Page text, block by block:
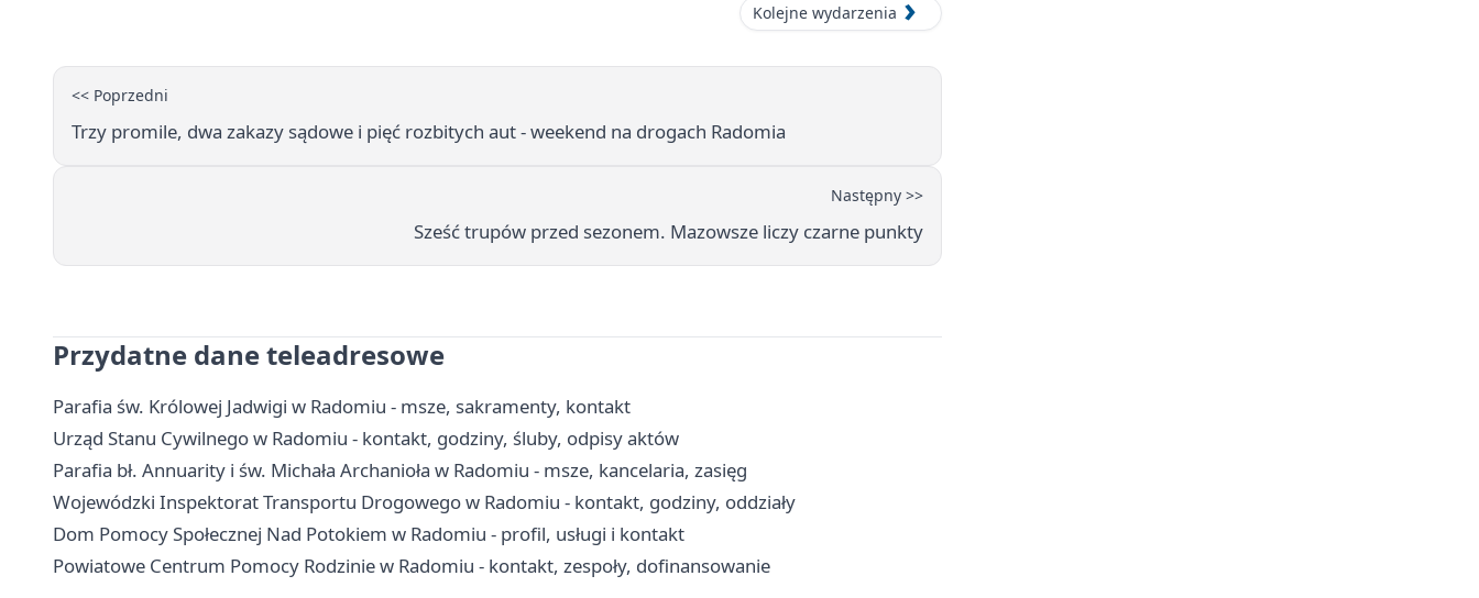
Kolejne wydarzenia
<< Poprzedni
Trzy promile, dwa zakazy sądowe i pięć rozbitych aut - weekend na drogach Radomia
Następny >>
Sześć trupów przed sezonem. Mazowsze liczy czarne punkty
Przydatne dane teleadresowe
Parafia św. Królowej Jadwigi w Radomiu - msze, sakramenty, kontakt
Urząd Stanu Cywilnego w Radomiu - kontakt, godziny, śluby, odpisy aktów
Parafia bł. Annuarity i św. Michała Archanioła w Radomiu - msze, kancelaria, zasięg
Wojewódzki Inspektorat Transportu Drogowego w Radomiu - kontakt, godziny, oddziały
Dom Pomocy Społecznej Nad Potokiem w Radomiu - profil, usługi i kontakt
Powiatowe Centrum Pomocy Rodzinie w Radomiu - kontakt, zespoły, dofinansowanie